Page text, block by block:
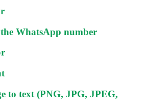
the WhatsApp number
to text (PNG, JPG, JPEG,